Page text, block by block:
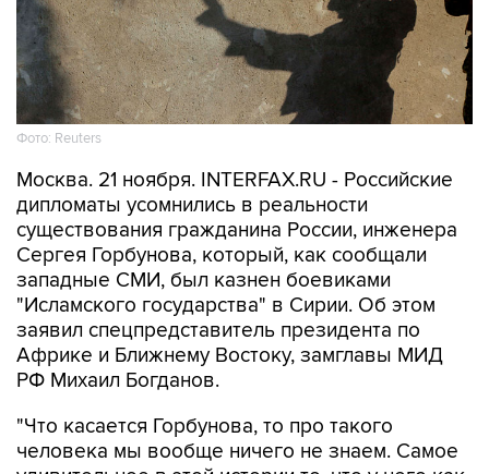
Фото: Reuters
Москва. 21 ноября. INTERFAX.RU - Российские
дипломаты усомнились в реальности
существования гражданина России, инженера
Сергея Горбунова, который, как сообщали
западные СМИ, был казнен боевиками
"Исламского государства" в Сирии. Об этом
заявил спецпредставитель президента по
Африке и Ближнему Востоку, замглавы МИД
РФ Михаил Богданов.
"Что касается Горбунова, то про такого
человека мы вообще ничего не знаем. Самое